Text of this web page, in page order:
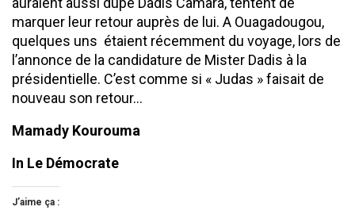
marquer leur retour auprès de lui. A Ouagadougou,
quelques uns étaient récemment du voyage, lors de
l’annonce de la candidature de Mister Dadis à la
présidentielle. C’est comme si « Judas » faisait de
nouveau son retour…
Mamady Kourouma
In Le Démocrate
J’aime ça :